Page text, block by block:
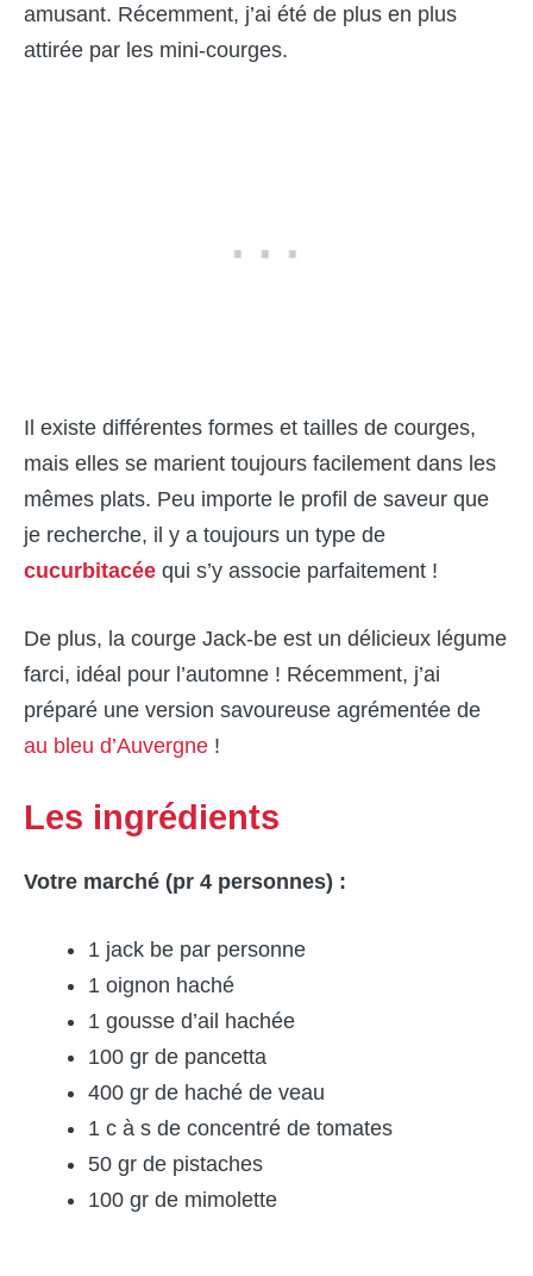
amusant. Récemment, j’ai été de plus en plus
attirée par les mini-courges.
Il existe différentes formes et tailles de courges,
mais elles se marient toujours facilement dans les
mêmes plats. Peu importe le profil de saveur que
je recherche, il y a toujours un type de
cucurbitacée qui s’y associe parfaitement !
De plus, la courge Jack-be est un délicieux légume
farci, idéal pour l’automne ! Récemment, j’ai
préparé une version savoureuse agrémentée de
au bleu d’Auvergne !
Les ingrédients
Votre marché (pr 4 personnes) :
1 jack be par personne
1 oignon haché
1 gousse d’ail hachée
100 gr de pancetta
400 gr de haché de veau
1 c à s de concentré de tomates
50 gr de pistaches
100 gr de mimolette